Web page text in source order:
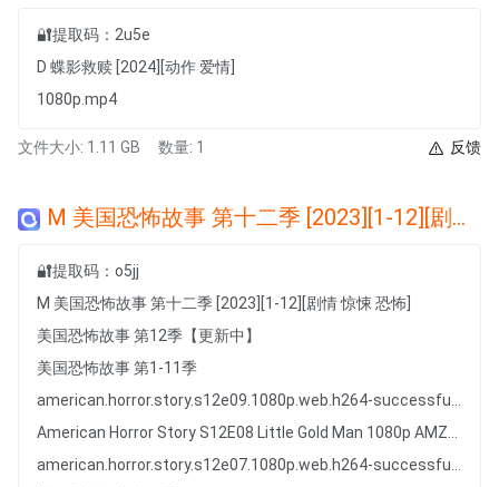
🔐提取码：2u5e
D 蝶影救赎 [2024][动作 爱情]
1080p.mp4
文件大小: 1.11 GB 数量: 1 反馈
M 美国恐怖故事 第十二季 [2023][1-12][剧情 惊悚 恐怖]
🔐提取码：o5jj
M 美国恐怖故事 第十二季 [2023][1-12][剧情 惊悚 恐怖]
美国恐怖故事 第12季【更新中】
美国恐怖故事 第1-11季